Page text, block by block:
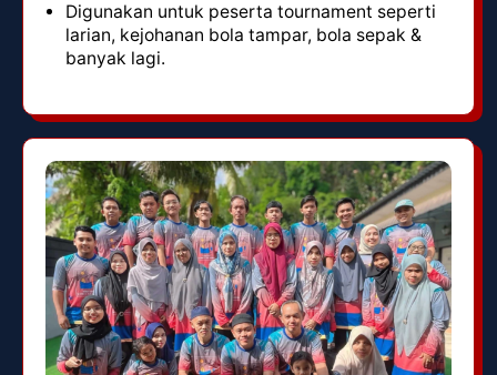
Digunakan untuk peserta tournament seperti
larian, kejohanan bola tampar, bola sepak &
banyak lagi.